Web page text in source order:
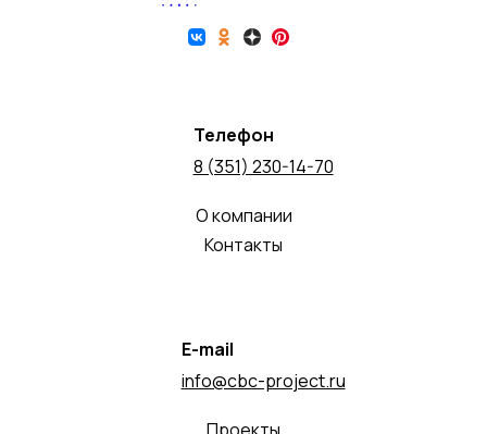
Телефон
8 (351) 230-14-70
О компании
Контакты
E-mail
info@cbc-project.ru